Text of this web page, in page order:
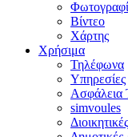
Bίντεο
Χάρτης
Χρήσιμα
Τηλέφωνα
Υπηρεσίες
Ασφάλεια
simvoules